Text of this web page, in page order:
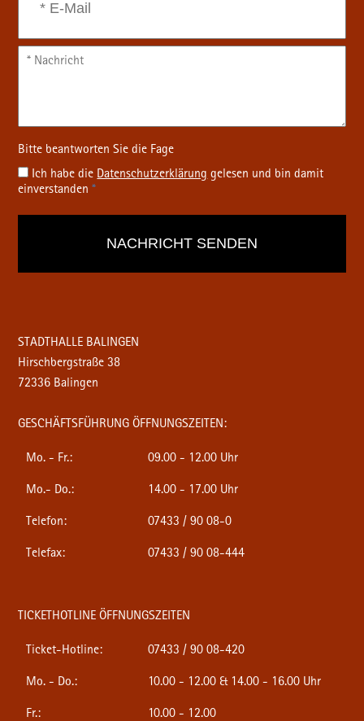
Ich habe die Datenschutz­erklärung gelesen und bin damit
einverstanden*
STADTHALLE BALINGEN
Hirschbergstraße 38
72336 Balingen
GESCHÄFTSFÜHRUNG ÖFFNUNGSZEITEN:
Mo. - Fr.: 09.00 - 12.00 Uhr
Mo.- Do.: 14.00 - 17.00 Uhr
Telefon: 07433 / 90 08-0
Telefax: 07433 / 90 08-444
TICKETHOTLINE ÖFFNUNGSZEITEN
Ticket-Hotline: 07433 / 90 08-420
Mo. - Do.: 10.00 - 12.00 & 14.00 - 16.00 Uhr
Fr.: 10.00 - 12.00